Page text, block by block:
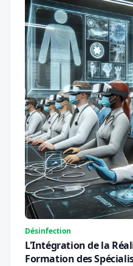
Désinfection
L'Intégration de la
Formation des